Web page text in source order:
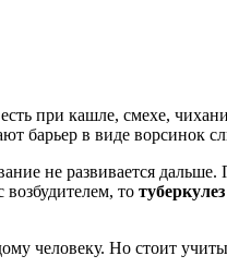
при кашле, смехе,
барьер в виде ворсинок
не развивается
то
человеку. Но стоит